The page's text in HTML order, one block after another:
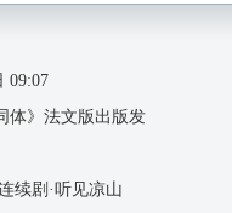
09:07
体》法文版出版发
续剧·听见凉山